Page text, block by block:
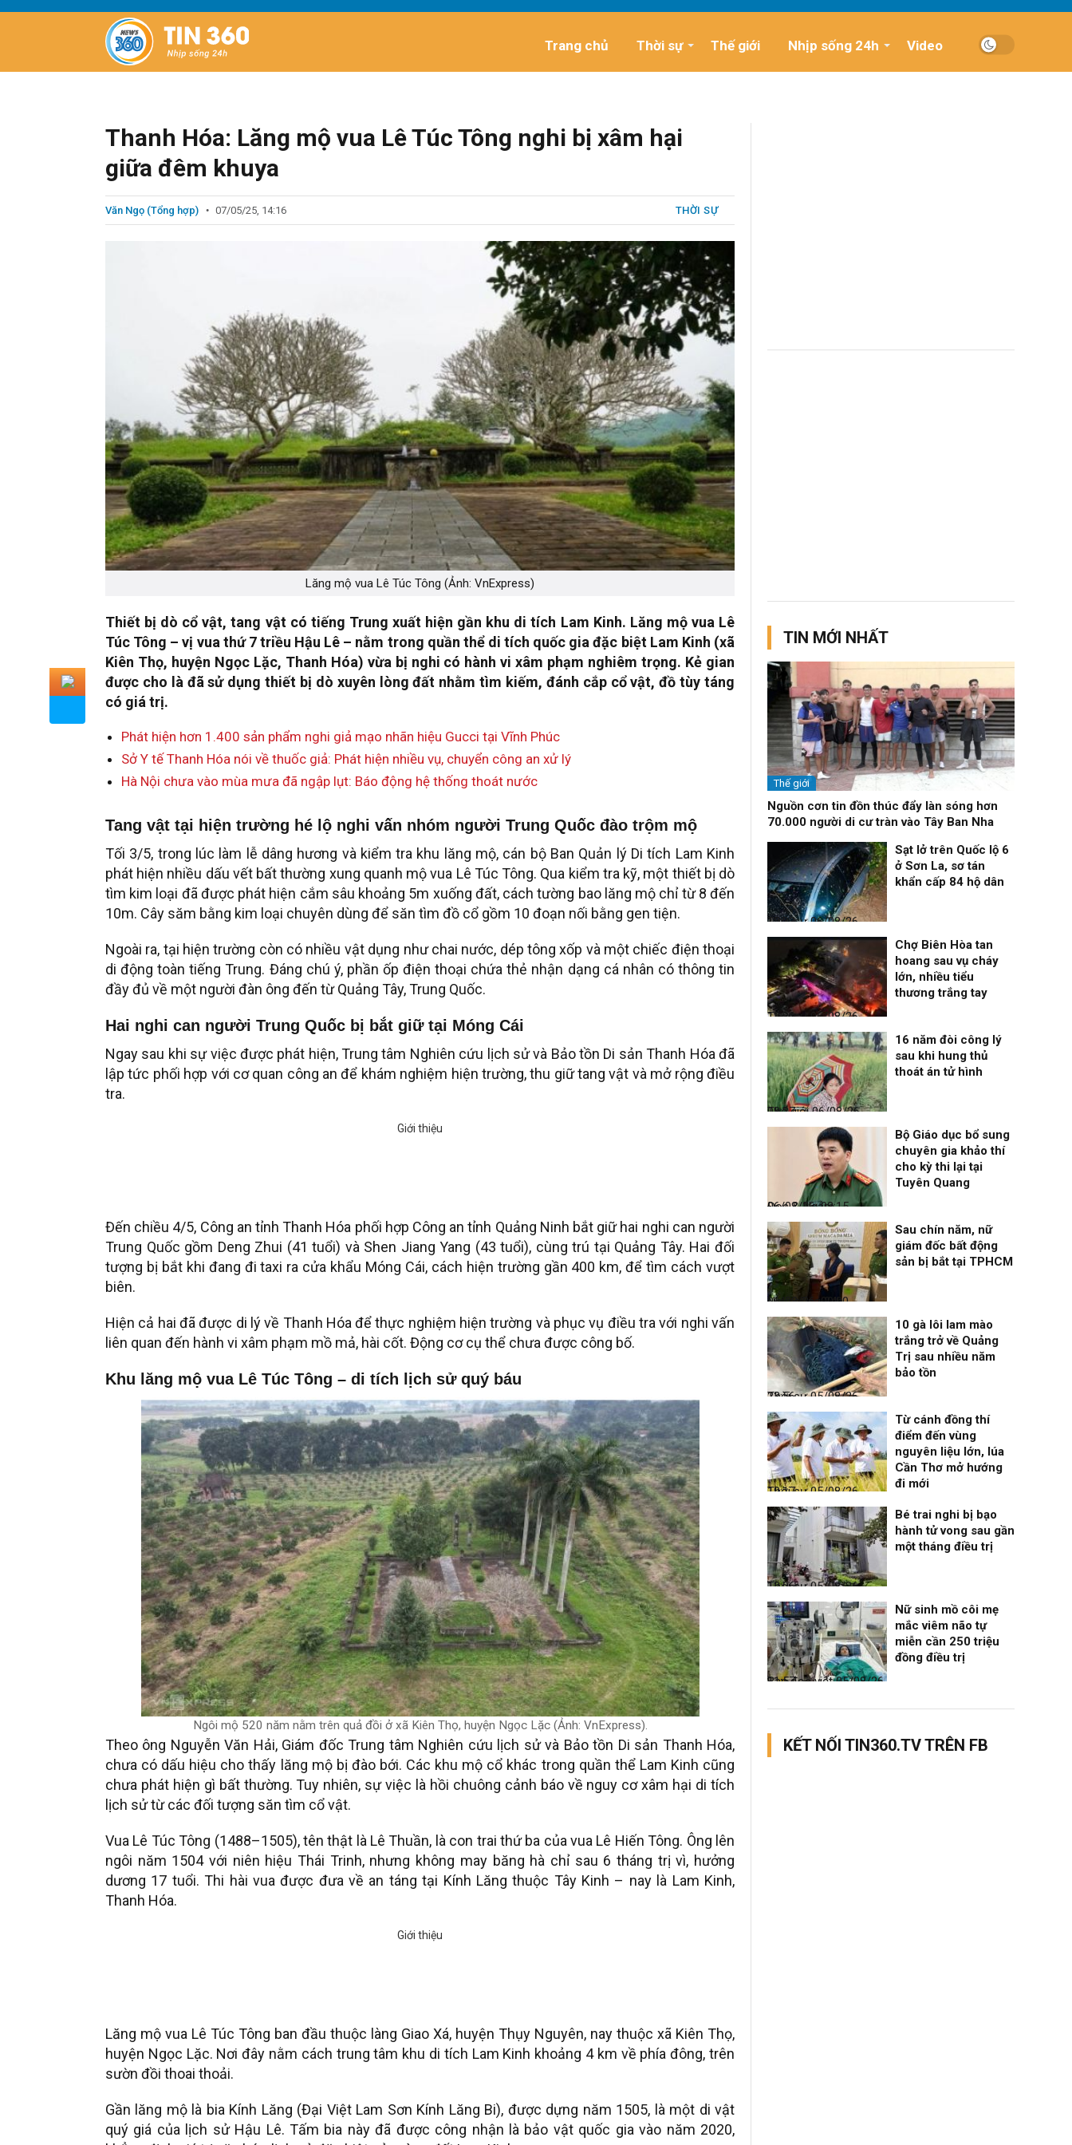
Trang chủ Thời sự Thế giới Nhịp sống 24h Video
Thanh Hóa: Lăng mộ vua Lê Túc Tông nghi bị xâm hại
giữa đêm khuya
Văn Ngọ (Tổng hợp) 07/05/25, 14:16 THỜI SỰ
Lăng mộ vua Lê Túc Tông (Ảnh: VnExpress)
Thiết bị dò cổ vật, tang vật có tiếng Trung xuất hiện gần khu di tích Lam Kinh. Lăng mộ vua Lê
Túc Tông – vị vua thứ 7 triều Hậu Lê – nằm trong quần thể di tích quốc gia đặc biệt Lam Kinh (xã
Kiên Thọ, huyện Ngọc Lặc, Thanh Hóa) vừa bị nghi có hành vi xâm phạm nghiêm trọng. Kẻ gian
được cho là đã sử dụng thiết bị dò xuyên lòng đất nhằm tìm kiếm, đánh cắp cổ vật, đồ tùy táng
có giá trị.
Phát hiện hơn 1.400 sản phẩm nghi giả mạo nhãn hiệu Gucci tại Vĩnh Phúc
Sở Y tế Thanh Hóa nói về thuốc giả: Phát hiện nhiều vụ, chuyển công an xử lý
Hà Nội chưa vào mùa mưa đã ngập lụt: Báo động hệ thống thoát nước
Tang vật tại hiện trường hé lộ nghi vấn nhóm người Trung Quốc đào trộm mộ
Tối 3/5, trong lúc làm lễ dâng hương và kiểm tra khu lăng mộ, cán bộ Ban Quản lý Di tích Lam Kinh
phát hiện nhiều dấu vết bất thường xung quanh mộ vua Lê Túc Tông. Qua kiểm tra kỹ, một thiết bị dò
tìm kim loại đã được phát hiện cắm sâu khoảng 5m xuống đất, cách tường bao lăng mộ chỉ từ 8 đến
10m. Cây săm bằng kim loại chuyên dùng để săn tìm đồ cổ gồm 10 đoạn nối bằng gen tiện.
Ngoài ra, tại hiện trường còn có nhiều vật dụng như chai nước, dép tông xốp và một chiếc điện thoại
di động toàn tiếng Trung. Đáng chú ý, phần ốp điện thoại chứa thẻ nhận dạng cá nhân có thông tin
đầy đủ về một người đàn ông đến từ Quảng Tây, Trung Quốc.
Hai nghi can người Trung Quốc bị bắt giữ tại Móng Cái
Ngay sau khi sự việc được phát hiện, Trung tâm Nghiên cứu lịch sử và Bảo tồn Di sản Thanh Hóa đã
lập tức phối hợp với cơ quan công an để khám nghiệm hiện trường, thu giữ tang vật và mở rộng điều
tra.
Đến chiều 4/5, Công an tỉnh Thanh Hóa phối hợp Công an tỉnh Quảng Ninh bắt giữ hai nghi can người
Trung Quốc gồm Deng Zhui (41 tuổi) và Shen Jiang Yang (43 tuổi), cùng trú tại Quảng Tây. Hai đối
tượng bị bắt khi đang đi taxi ra cửa khẩu Móng Cái, cách hiện trường gần 400 km, để tìm cách vượt
biên.
Hiện cả hai đã được di lý về Thanh Hóa để thực nghiệm hiện trường và phục vụ điều tra với nghi vấn
liên quan đến hành vi xâm phạm mồ mả, hài cốt. Động cơ cụ thể chưa được công bố.
Khu lăng mộ vua Lê Túc Tông – di tích lịch sử quý báu
Ngôi mộ 520 năm nằm trên quả đồi ở xã Kiên Thọ, huyện Ngọc Lặc (Ảnh: VnExpress).
Theo ông Nguyễn Văn Hải, Giám đốc Trung tâm Nghiên cứu lịch sử và Bảo tồn Di sản Thanh Hóa,
chưa có dấu hiệu cho thấy lăng mộ bị đào bới. Các khu mộ cổ khác trong quần thể Lam Kinh cũng
chưa phát hiện gì bất thường. Tuy nhiên, sự việc là hồi chuông cảnh báo về nguy cơ xâm hại di tích
lịch sử từ các đối tượng săn tìm cổ vật.
Vua Lê Túc Tông (1488–1505), tên thật là Lê Thuần, là con trai thứ ba của vua Lê Hiến Tông. Ông lên
ngôi năm 1504 với niên hiệu Thái Trinh, nhưng không may băng hà chỉ sau 6 tháng trị vì, hưởng
dương 17 tuổi. Thi hài vua được đưa về an táng tại Kính Lăng thuộc Tây Kinh – nay là Lam Kinh,
Thanh Hóa.
Lăng mộ vua Lê Túc Tông ban đầu thuộc làng Giao Xá, huyện Thụy Nguyên, nay thuộc xã Kiên Thọ,
huyện Ngọc Lặc. Nơi đây nằm cách trung tâm khu di tích Lam Kinh khoảng 4 km về phía đông, trên
sườn đồi thoai thoải.
Gần lăng mộ là bia Kính Lăng (Đại Việt Lam Sơn Kính Lăng Bi), được dựng năm 1505, là một di vật
quý giá của lịch sử Hậu Lê. Tấm bia này đã được công nhận là bảo vật quốc gia vào năm 2020,
TIN MỚI NHẤT
Thế giới
Nguồn cơn tin đồn thúc đẩy làn sóng hơn
70.000 người di cư tràn vào Tây Ban Nha
Thời sự
06/08/26, 12:33
Sạt lở trên Quốc lộ 6
ở Sơn La, sơ tán
khẩn cấp 84 hộ dân
Thời sự
06/08/26, 12:30
Chợ Biên Hòa tan
hoang sau vụ cháy
lớn, nhiều tiểu
thương trắng tay
Thế giới
06/08/26, 08:27
16 năm đòi công lý
sau khi hung thủ
thoát án tử hình
Đọc & Ngẫm
06/08/26, 08:15
Bộ Giáo dục bổ sung
chuyên gia khảo thí
cho kỳ thi lại tại
Tuyên Quang
Nhịp sống 24h
06/08/26, 00:00
Sau chín năm, nữ
giám đốc bất động
sản bị bắt tại TPHCM
Thời sự
05/08/26, 23:56
10 gà lôi lam mào
trắng trở về Quảng
Trị sau nhiều năm
bảo tồn
Thời sự
05/08/26, 19:17
Từ cánh đồng thí
điểm đến vùng
nguyên liệu lớn, lúa
Cần Thơ mở hướng
đi mới
Thời sự
05/08/26, 12:06
Bé trai nghi bị bạo
hành tử vong sau gần
một tháng điều trị
Bạn đọc viết
05/08/26, 11:57
Nữ sinh mồ côi mẹ
mắc viêm não tự
miễn cần 250 triệu
đồng điều trị
KẾT NỐI TIN360.TV TRÊN FB